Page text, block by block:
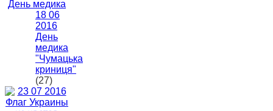
18 06
2016
День
медика
"Чумацька
криниця"
(27)